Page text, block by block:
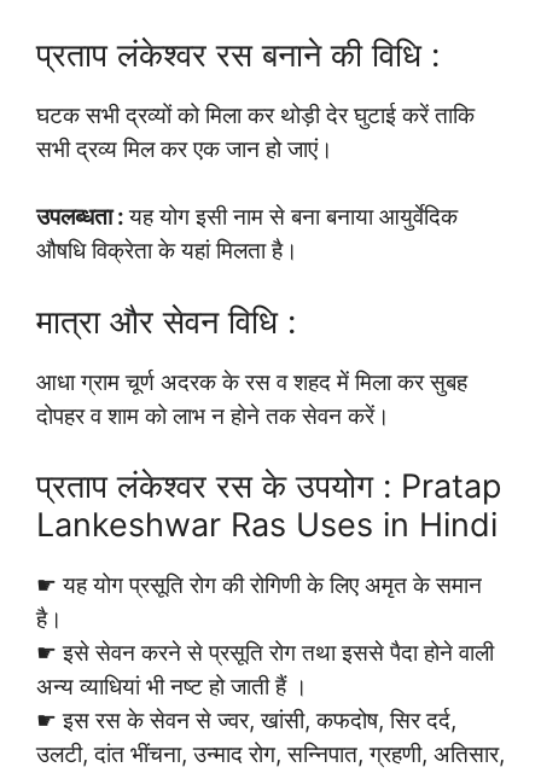
प्रताप लंकेश्वर रस बनाने की विधि :
घटक सभी द्रव्यों को मिला कर थोड़ी देर घुटाई करें ताकि
सभी द्रव्य मिल कर एक जान हो जाएं।
उपलब्धता :यह योग इसी नाम से बना बनाया आयुर्वेदिक
औषधि विक्रेता के यहां मिलता है।
मात्रा और सेवन विधि :
आधा ग्राम चूर्ण अदरक के रस व शहद में मिला कर सुबह
दोपहर व शाम को लाभ न होने तक सेवन करें।
प्रताप लंकेश्वर रस के उपयोग : Pratap
Lankeshwar Ras Uses in Hindi
☛ यह योग प्रसूति रोग की रोगिणी के लिए अमृत के समान
है।
☛ इसे सेवन करने से प्रसूति रोग तथा इससे पैदा होने वाली
अन्य व्याधियां भी नष्ट हो जाती हैं ।
☛ इस रस के सेवन से ज्वर, खांसी, कफदोष, सिर दर्द,
उलटी, दांत भींचना, उन्माद रोग, सन्निपात, ग्रहणी, अतिसार,